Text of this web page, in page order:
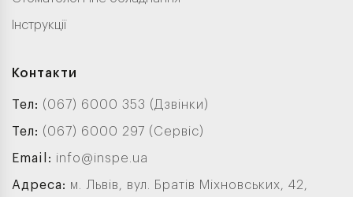
Інструкції
Контакти
Тел: (067) 6000 353 (Дзвінки)
Тел: (067) 6000 297 (Сервіс)
Email: info@inspe.ua
Адреса: м. Львів, вул. Братів Міхновських, 42,